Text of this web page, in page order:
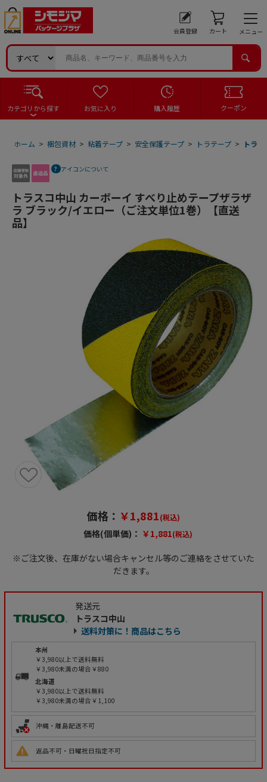
会員登録 カート メニュー
カテゴリから探す お気に入り 購入履歴 クーポン
ホーム > 梱包資材 > 粘着テープ > 安全保護テープ > トラテープ > トラ
アイコンについて
トラスコ中山 カーボーイ すべり止めテープザラザ
ラ ブラック/イエロー（ご注文単位1巻）【直送
品】
価格： ￥1,881(税込)
価格(個単価)： ￥1,881(税込)
※ご注文後、在庫がない場合キャンセル等のご連絡をさせていた
だきます。
発送元
トラスコ中山
送料対策に！商品はこちら
本州
￥3,980以上で送料無料
￥3,980未満の場合￥880
北海道
￥3,980以上で送料無料
￥3,980未満の場合￥1,100
沖縄・離島配送不可
返品不可・日曜祝日指定不可